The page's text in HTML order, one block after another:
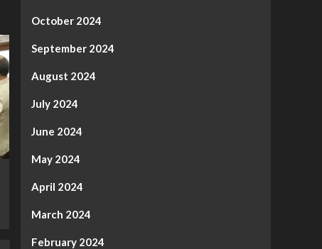
October 2024
September 2024
August 2024
July 2024
June 2024
May 2024
April 2024
March 2024
February 2024